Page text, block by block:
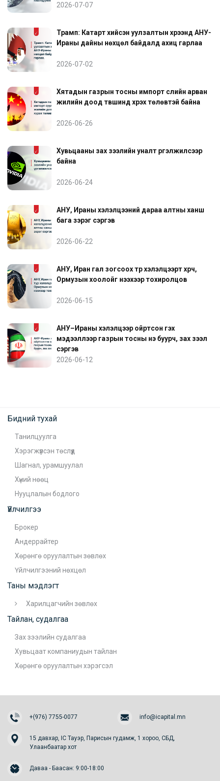
2026-07-07
Трамп: Катарт хийсэн уулзалтын хүрээнд АНУ-
Ираны дайны нөхцөл байдалд ахиц гарлаа
2026-07-02
Хятадын газрын тосны импорт сүүлийн арван
жилийн доод түвшинд хүрэх төлөвтэй байна
2026-06-26
Хувьцааны зах зээлийн уналт үргэлжилсээр
байна
2026-06-24
АНУ, Ираны хэлэлцээний дараа алтны ханш
бага зэрэг сэргэв
2026-06-22
АНУ, Иран гал зогсоох түр хэлэлцээрт хүрч,
Ормузын хоолойг нээхээр тохиролцов
2026-06-15
АНУ–Ираны хэлэлцээр ойртсон гэх
мэдээллээр газрын тосны үнэ буурч, зах зээл
сэргэв
2026-06-12
Бидний тухай
Танилцуулга
Хэрэгжүүлсэн төслүүд
Шагнал, урамшуулал
Хүний нөөц
Нууцлалын бодлого
Үйлчилгээ
Брокер
Андеррайтер
Хөрөнгө оруулалтын зөвлөх
Үйлчилгээний нөхцөл
Таны мэдлэгт
Харилцагчийн зөвлөх
Тайлан, судалгаа
Зах зээлийн судалгаа
Хувьцаат компаниудын тайлан
Хөрөнгө оруулалтын хэрэгсэл
+(976) 7755-0077 info@icapital.mn
15 давхар, IC Тауэр, Парисын гудамж, 1 хороо, СБД,
Улаанбаатар хот
Даваа - Баасан: 9:00-18:00